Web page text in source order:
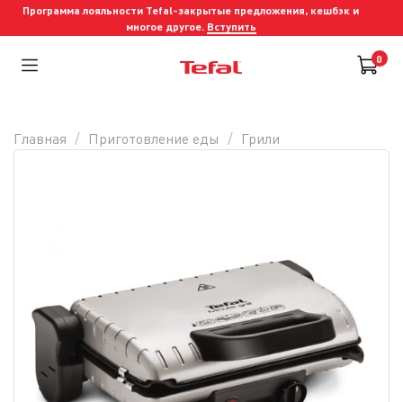
Программа лояльности Tefal-закрытые предложения, кешбэк и
многое другое. Вступить
0
Главная Приготовление еды Грили